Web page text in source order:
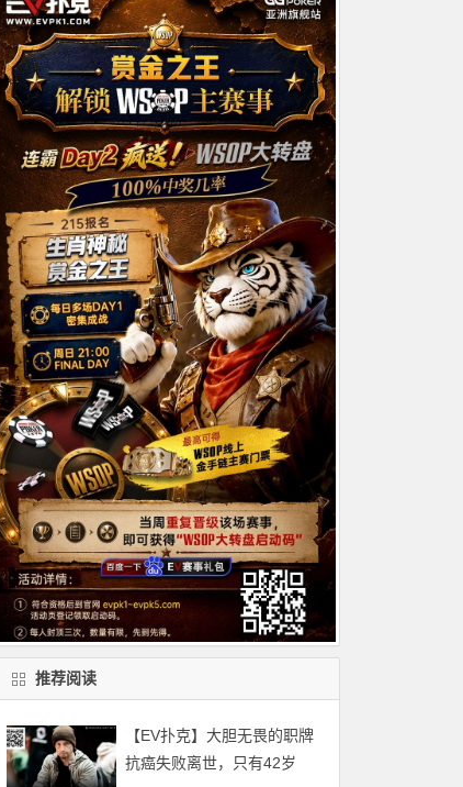
推荐阅读
【EV扑克】大胆无畏的职牌
抗癌失败离世，只有42岁